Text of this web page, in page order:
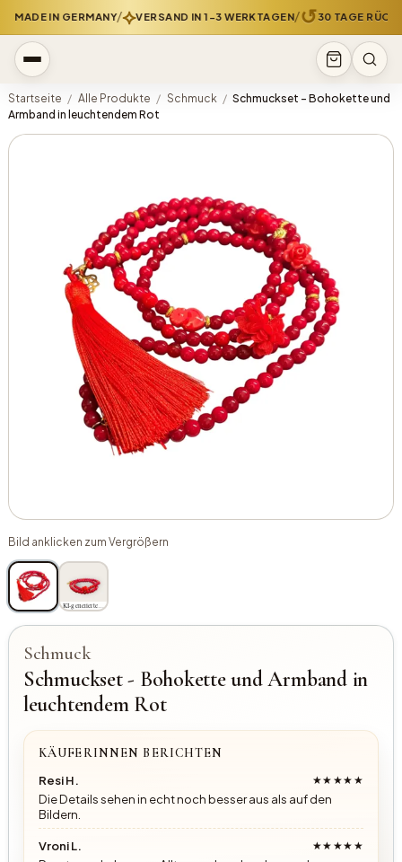
IN GERMANY/⟡VERSAND IN 1-3 WERKTAGEN/↺30 TAGE
Startseite / Alle Produkte / Schmuck / Schmuckset - Bohokette und
Armband in leuchtendem Rot
Bild anklicken zum Vergrößern
KI-generiertes Bild
Schmuck
Schmuckset - Bohokette und Armband in
leuchtendem Rot
KÄUFERINNEN BERICHTEN
Resi H.
★★★★★
Die Details sehen in echt noch besser aus als auf den
Bildern.
Vroni L. ★★★★★